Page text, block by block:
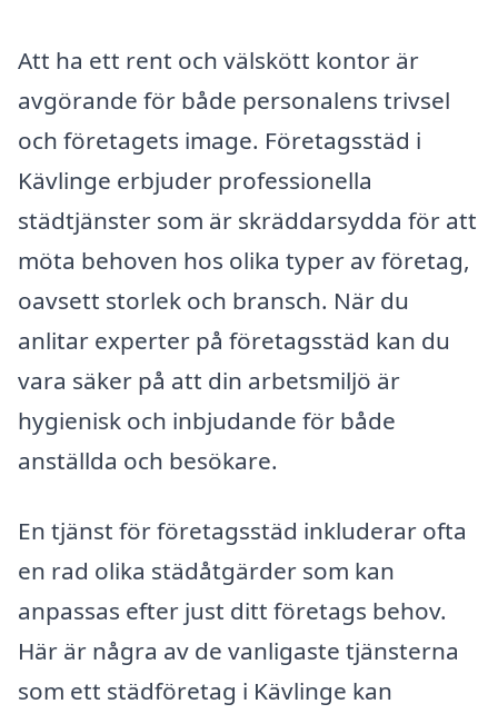
Att ha ett rent och välskött kontor är
avgörande för både personalens trivsel
och företagets image. Företagsstäd i
Kävlinge erbjuder professionella
städtjänster som är skräddarsydda för att
möta behoven hos olika typer av företag,
oavsett storlek och bransch. När du
anlitar experter på företagsstäd kan du
vara säker på att din arbetsmiljö är
hygienisk och inbjudande för både
anställda och besökare.
En tjänst för företagsstäd inkluderar ofta
en rad olika städåtgärder som kan
anpassas efter just ditt företags behov.
Här är några av de vanligaste tjänsterna
som ett städföretag i Kävlinge kan